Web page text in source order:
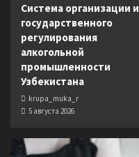
Система организации и
государственного
регулирования
алкогольной
промышленности
Узбекистана
krupa_muka_r
5 августа 2026